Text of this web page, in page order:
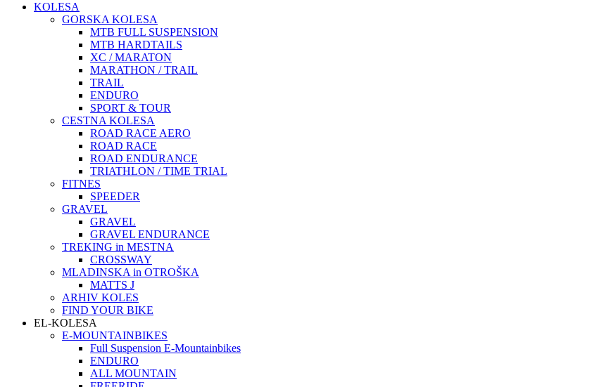
KOLESA
GORSKA KOLESA
MTB FULL SUSPENSION
MTB HARDTAILS
XC / MARATON
MARATHON / TRAIL
TRAIL
ENDURO
SPORT & TOUR
CESTNA KOLESA
ROAD RACE AERO
ROAD RACE
ROAD ENDURANCE
TRIATHLON / TIME TRIAL
FITNES
SPEEDER
GRAVEL
GRAVEL
GRAVEL ENDURANCE
TREKING in MESTNA
CROSSWAY
MLADINSKA in OTROŠKA
MATTS J
ARHIV KOLES
FIND YOUR BIKE
EL-KOLESA
E-MOUNTAINBIKES
Full Suspension E-Mountainbikes
ENDURO
ALL MOUNTAIN